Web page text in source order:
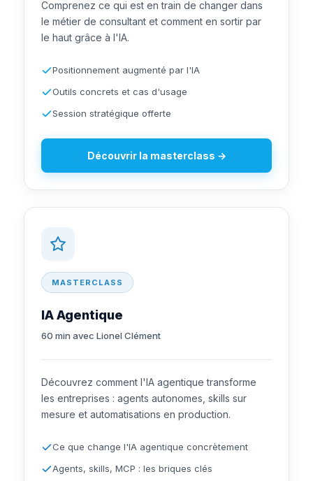
Comprenez ce qui est en train de changer dans
le métier de consultant et comment en sortir par
le haut grâce à l'IA.
Positionnement augmenté par l'IA
Outils concrets et cas d'usage
Session stratégique offerte
Découvrir la masterclass →
MASTERCLASS
IA Agentique
60 min avec Lionel Clément
Découvrez comment l'IA agentique transforme
les entreprises : agents autonomes, skills sur
mesure et automatisations en production.
Ce que change l'IA agentique concrètement
Agents, skills, MCP : les briques clés